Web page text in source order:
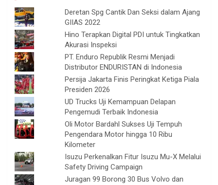
Deretan Spg Cantik Dan Seksi dalam Ajang
GIIAS 2022
Hino Terapkan Digital PDI untuk Tingkatkan
Akurasi Inspeksi
PT. Enduro Republik Resmi Menjadi
Distributor ENDURISTAN di Indonesia
Persija Jakarta Finis Peringkat Ketiga Piala
Presiden 2026
UD Trucks Uji Kemampuan Delapan
Pengemudi Terbaik Indonesia
Oli Motor Bardahl Sukses Uji Tempuh
Pengendara Motor hingga 10 Ribu
Kilometer
Isuzu Perkenalkan Fitur Isuzu Mu-X Melalui
Safety Driving Campaign
Juragan 99 Borong 30 Bus Volvo dan